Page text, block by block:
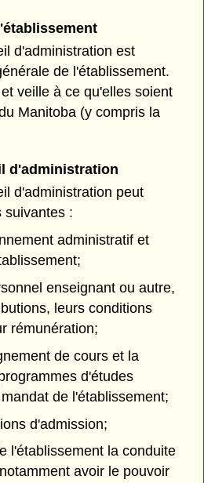
d'administration est
de l'établissement.
veille à ce qu'elles soient
Manitoba (y compris la
d'administration
d'administration peut
suivantes :
administratif et
enseignant ou autre,
leurs conditions
rémunération;
de cours et la
d'études
de l'établissement;
d'admission;
l'établissement la conduite
avoir le pouvoir